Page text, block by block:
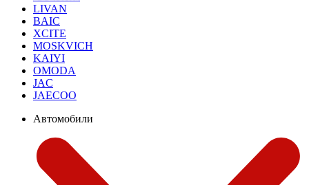
LIVAN
BAIC
XCITE
MOSKVICH
KAIYI
OMODA
JAC
JAECOO
Автомобили